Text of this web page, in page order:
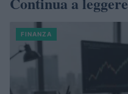
FINANZA